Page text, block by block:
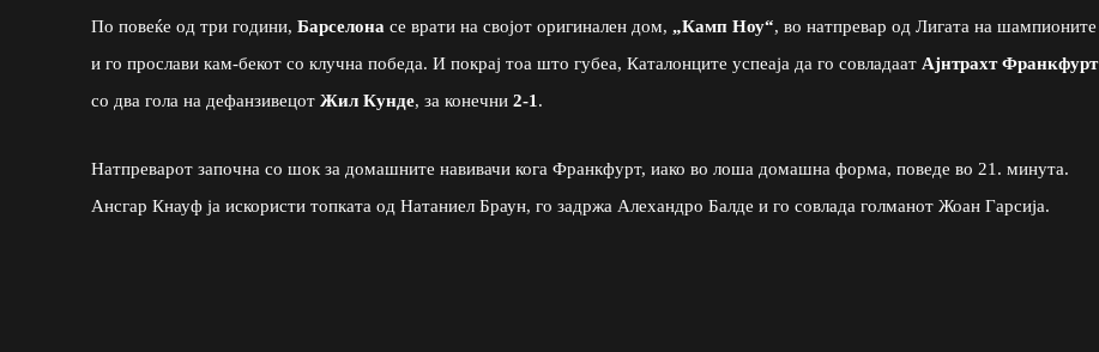
По повеќе од три години, Барселона се врати на својот оригинален дом, „Камп Ноу“, во натпревар од Лигата на шампионите
и го прослави кам-бекот со клучна победа. И покрај тоа што губеа, Каталонците успеаја да го совладаат Ајнтрахт Франкфурт
со два гола на дефанзивецот Жил Кунде, за конечни 2-1 .
Натпреварот започна со шок за домашните навивачи кога Франкфурт, иако во лоша домашна форма, поведе во 21. минута.
Ансгар Кнауф ја искористи топката од Натаниел Браун, го задржа Алехандро Балде и го совлада голманот Жоан Гарсија.